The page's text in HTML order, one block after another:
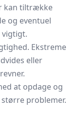
kan tiltrække
og eventuel
vigtigt.
Ekstreme
eller
at opdage og
problemer.